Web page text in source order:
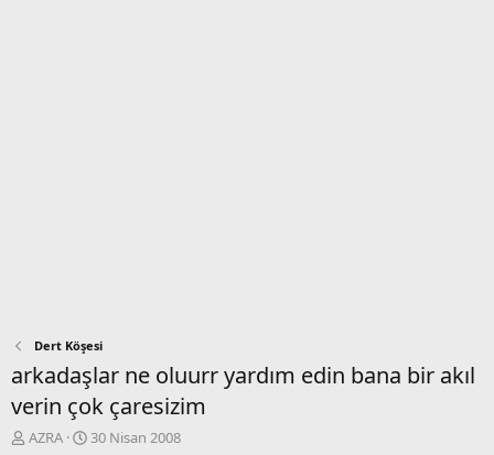
Dert Köşesi
arkadaşlar ne oluurr yardım edin bana bir akıl
verin çok çaresizim
K
AZRA
B
30 Nisan 2008